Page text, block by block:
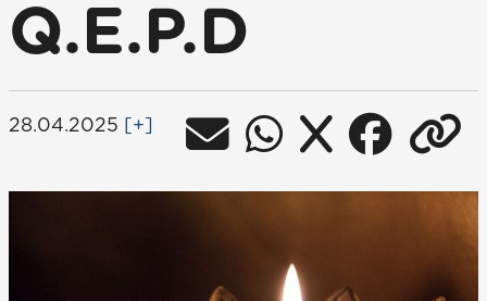
Q.E.P.D
28.04.2025 [+]